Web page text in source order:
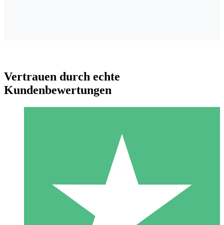
Individuelle Credit-Pakete
Zahlen Sie nach Bedarf mit Download-Credits. Keine
monatliche Verpflichtung erforderlich.
Vertrauen durch echte
Kundenbewertungen